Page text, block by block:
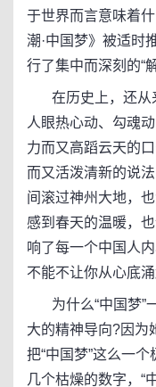
于世界而言意味着
潮·中国梦》被适时
行了集中而深刻的“
在历史上，还从
人眼热心动、勾魂
力而又高蹈云天的
而又活泼清新的说
间滚过神州大地，
感到春天的温暖，
响了每一个中国人
不能不让你从心底涌
为什么“中国梦”
大的精神导向?因为
把“中国梦”这么一
几个枯燥的数字，“